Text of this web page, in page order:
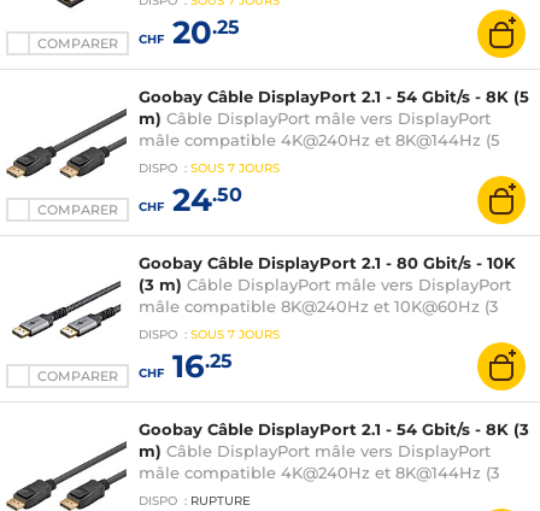
COMPARER CHF20.25
COMPARER
Goobay Câble DisplayPort 2.1 - 54 Gbit/s - 8K (5
m) Câble DisplayPort mâle vers DisplayPort
mâle compatible 4K@240Hz et 8K@144Hz (5
mètres)
DISPO : SOUS 7 JOURS
CHF24.50
COMPARER
Goobay Câble DisplayPort 2.1 - 80 Gbit/s - 10K
(3 m) Câble DisplayPort mâle vers DisplayPort
mâle compatible 8K@240Hz et 10K@60Hz (3
mètres)
DISPO : SOUS 7 JOURS
CHF16.25
Goobay Câble DisplayPort 2.1 - 54 Gbit/s - 8K (3
m) Câble DisplayPort mâle vers DisplayPort
mâle compatible 4K@240Hz et 8K@144Hz (3
mètres)
DISPO : RUPTURE